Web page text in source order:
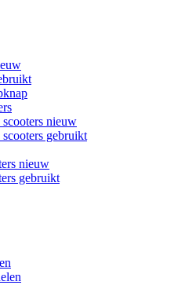
nieuw
gebruikt
nieuw
gebruikt